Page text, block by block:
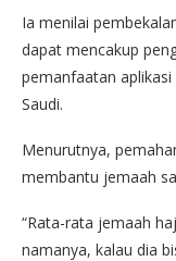
Ia menilai
dapat mencakup
pemanfaatan
Saudi.
Menurutnya,
membantu jemaah
“Rata-rata jemaah
namanya, kalau dia